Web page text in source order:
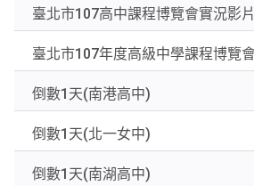
字
臺北市107高中課程博覽會實況影片
臺北市107年度高級中學課程博覽
倒數1天(南港高中)
倒數1天(北一女中)
倒數1天(南湖高中)